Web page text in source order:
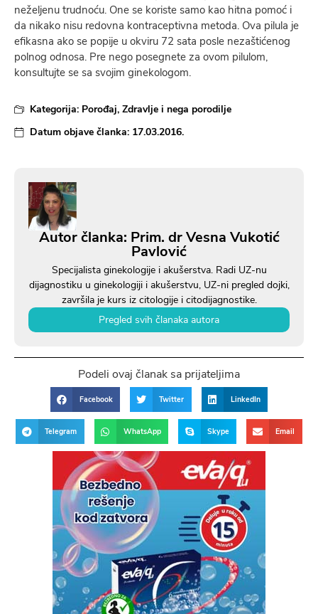
neželjenu trudnoću. One se koriste samo kao hitna pomoć i
da nikako nisu redovna kontraceptivna metoda. Ova pilula je
efikasna ako se popije u okviru 72 sata posle nezaštićenog
polnog odnosa. Pre nego posegnete za ovom pilulom,
konsultujte se sa svojim ginekologom.
Kategorija: Porođaj, Zdravlje i nega porodilje
Datum objave članka: 17.03.2016.
Autor članka: Prim. dr Vesna Vukotić
Pavlović
Specijalista ginekologije i akušerstva. Radi UZ-nu
dijagnostiku u ginekologiji i akušerstvu, UZ-ni pregled dojki,
završila je kurs iz citologije i citodijagnostike.
Pregled svih članaka autora
Podeli ovaj članak sa prijateljima
Facebook Twitter LinkedIn
Telegram WhatsApp Skype Email